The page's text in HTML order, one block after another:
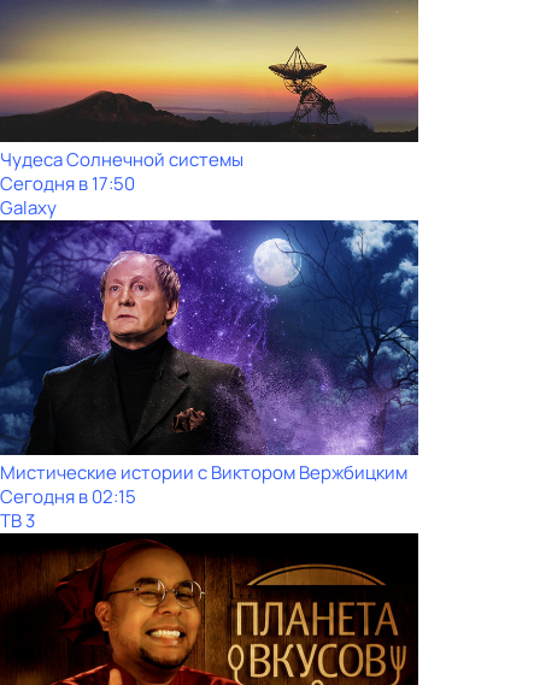
Чудеса Солнечной системы
Сегодня в 17:50
Galaxy
Мистические истории с Виктoром Bержбицким
Сегодня в 02:15
ТВ 3